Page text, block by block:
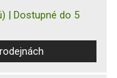
| Dostupné do 5